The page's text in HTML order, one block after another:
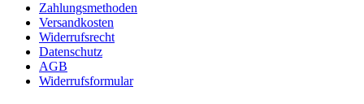
Zahlungsmethoden
Versandkosten
Widerrufsrecht
Datenschutz
AGB
Widerrufsformular